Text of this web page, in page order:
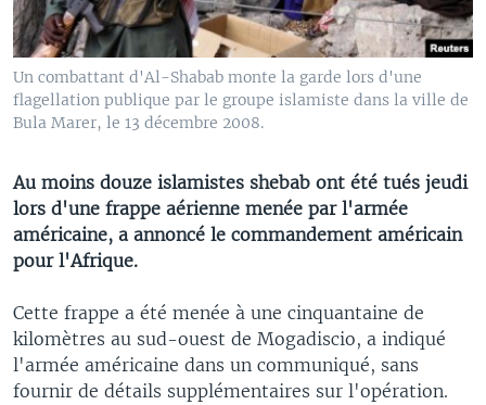
Un combattant d'Al-Shabab monte la garde lors d'une
flagellation publique par le groupe islamiste dans la ville de
Bula Marer, le 13 décembre 2008.
Au moins douze islamistes shebab ont été tués jeudi
lors d'une frappe aérienne menée par l'armée
américaine, a annoncé le commandement américain
pour l'Afrique.
Cette frappe a été menée à une cinquantaine de
kilomètres au sud-ouest de Mogadiscio, a indiqué
l'armée américaine dans un communiqué, sans
fournir de détails supplémentaires sur l'opération.